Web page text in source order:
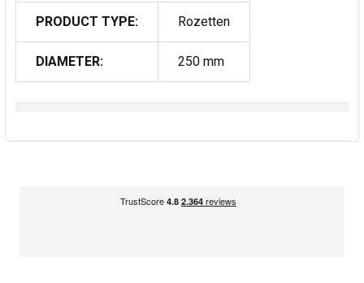
PRODUCT TYPE: Rozetten
DIAMETER: 250 mm